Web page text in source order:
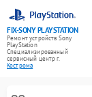
FIX-SONY PLAYSTATION
Ремонт устройств Sony
PlayStation
Специализированный
cервисный центр г.
Кострома